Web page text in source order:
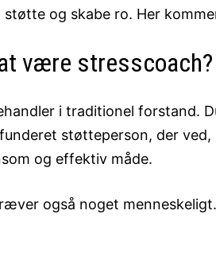
og skabe ro. Her
være stresscoach?
i traditionel forstand.
støtteperson, der
og effektiv måde.
også noget